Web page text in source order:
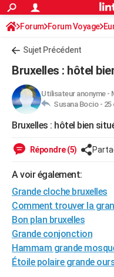
ACTUALITÉS
Politique
Société
Faits Divers
Education
Monde
Villes
+
FINANCE
Retraite
Impôts
Epargne
Immobilier
Risques naturels par ville
Banque
Assurance
Crédit
AUTO
Essais
Réserver un essai
Citadines
Berlines
SUV
Forum auto
+
Mobiles
Meilleur smartphone
Internet
Ordinateurs
Jeux vidéo
Guide high-tech
BRICOLAGE
Forum
Aménagement intérieur
Extérieur
Cuisine
Salle de bains
Jardinage
Rangement
WEEK-END
Guides de France
Escapades
Patrimoine
Expositions
Musées
Week-end nature
+LIFESTYLE
Art de vivre
Bien-être
Loisirs
Mode
Modes de vie
SANTE
Alimentation
Guide de la santé
Maladies
Médicaments
Sommeil
VOYAGE
Forum Forum Voyage
Sujet Précédent
Bruxelles : hôtel
Utilisateur anonyme-
Susana Bocio - 25
Bruxelles : hôtel bien
Répondre (5)
A voir également:
Grande cloche bruxelles
Comment trouver la
Bon plan bruxelles
Grande conjonction
Hammam grande
Étoile polaire grande